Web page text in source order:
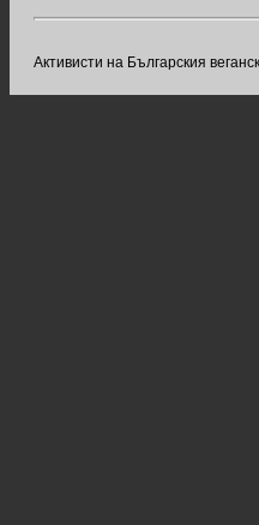
Активисти на Българския